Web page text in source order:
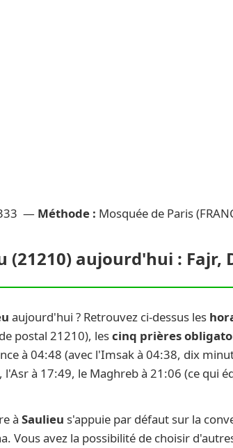
— Méthode : Mosquée de Paris
(21210) aujourd'hui : Fajr,
aujourd'hui ? Retrouvez ci-dessus les
postal 21210), lescinq prières
à 04:48 (avec l'Imsak à 04:38, dix
à 17:49, le Maghreb à 21:06 (ce qui
à Saulieu s'appuie par défaut sur la
Vous avez la possibilité de choisir